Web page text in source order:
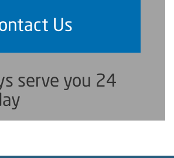
Us
serve you 24